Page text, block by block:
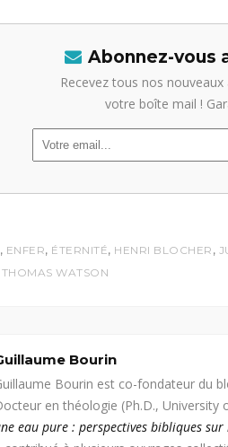
Abonnez-vous
Recevez tous nos
votre boîte mail !
, ENFER, ÉTERNITÉ, HENRI BLOCHER ,
THOMAS WATSON
Bourin
Bourin est co-fondateur du
en théologie (Ph.D., University
eau pure : perspectives bibliques